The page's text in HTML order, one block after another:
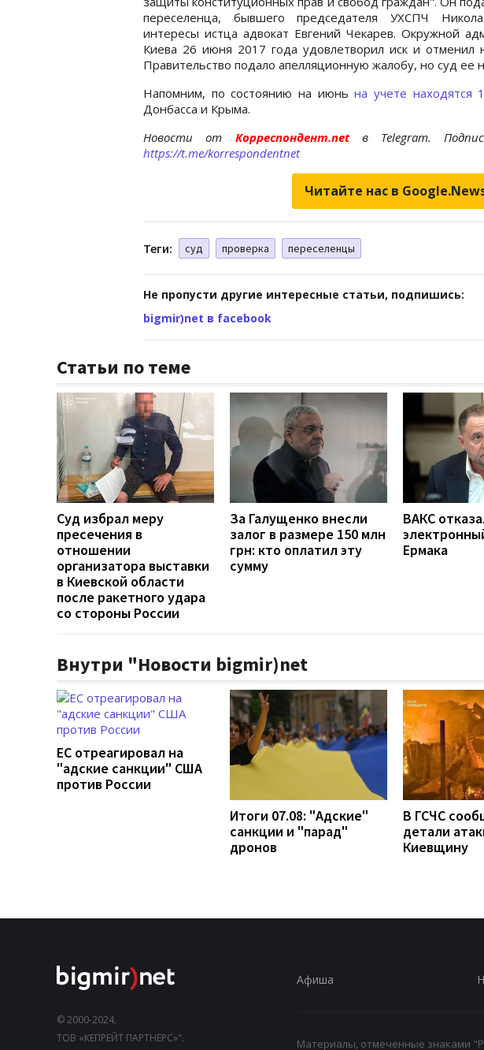
переселенца, бывшего председателя УХСПЧ
интересы истца адвокат Евгений Чекарев. Окружной
Киева 26 июня 2017 года удовлетворил иск и отменил
Правительство подало апелляционную жалобу, но суд ее
Напомним, по состоянию на июньна учете находятся
Донбасса и Крыма.
Новости от Корреспондент.net в Telegram.
https://t.me/korrespondentnet
Читайте нас в
Теги: суд проверка переселенцы
Не пропусти другие интересные статьи, подпишись:
bigmir)net в facebook
Статьи по теме
Суд избрал меру
пресечения в
отношении
организатора выставки
в Киевской области
после ракетного удара
со стороны России
За Галущенко внесли
залог в размере 150 млн
грн: кто оплатил эту
сумму
ВАКС
Ермака
Внутри "Новости bigmir)net
ЕС отреагировал на
"адские санкции" США
против России
Итоги 07.08: "Адские"
санкции и "парад"
дронов
В ГСЧС
детали
Киевщину
© 2000-2024,
ТОВ «КЕПРЕЙТ ПАРТНЕРС»".
Афиша
Материалы, отмеченные знаками